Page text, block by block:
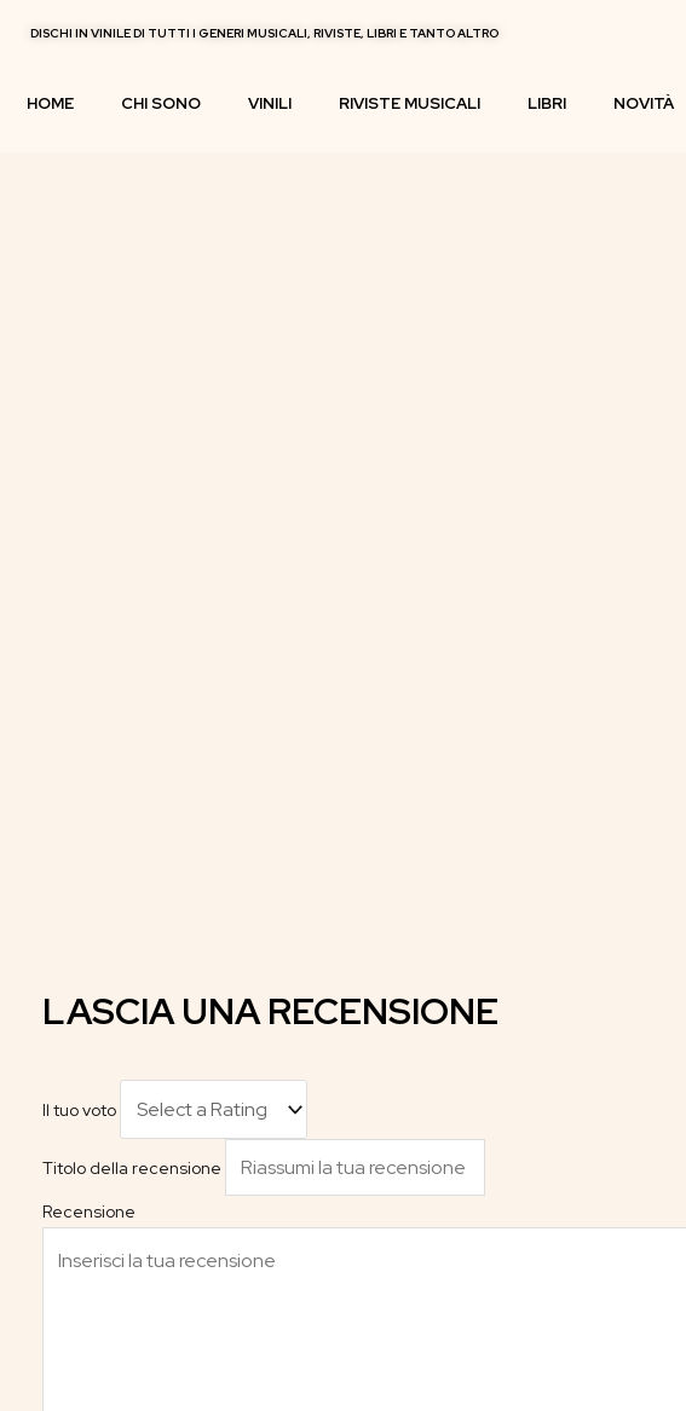
DISCHI IN VINILE DI TUTTI I GENERI MUSICALI, RIVISTE, LIBRI E TANTO ALTRO
HOME CHI SONO VINILI RIVISTE MUSICALI LIBRI NOVITÀ
LASCIA UNA RECENSIONE
Il tuo voto
Titolo della recensione
Recensione